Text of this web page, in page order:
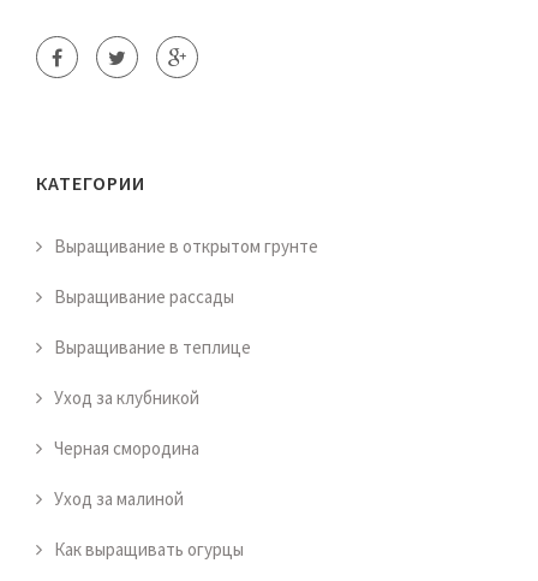
КАТЕГОРИИ
Выращивание в открытом грунте
Выращивание рассады
Выращивание в теплице
Уход за клубникой
Черная смородина
Уход за малиной
Как выращивать огурцы